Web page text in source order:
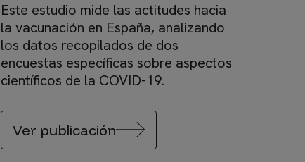
Este estudio mide las actitudes hacia
la vacunación en España, analizando
los datos recopilados de dos
encuestas específicas sobre aspectos
científicos de la COVID-19.
Ver publicación